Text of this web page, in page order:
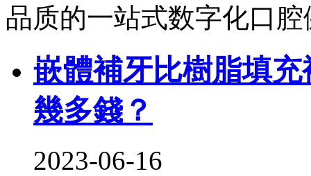
品质的一站式数字化口
嵌體補牙比樹脂填
幾多錢？
2023-06-16